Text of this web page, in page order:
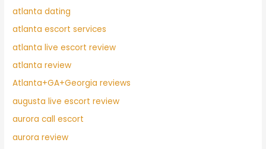
atlanta dating
atlanta escort services
atlanta live escort review
atlanta review
Atlanta+GA+Georgia reviews
augusta live escort review
aurora call escort
aurora review